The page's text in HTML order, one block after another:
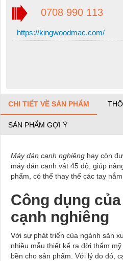
0708 990 113
https://kingwoodmac.com/
CHI TIẾT VỀ SẢN PHẨM
SẢN PHẨM GỢI Ý
Máy dán cạnh nghiêng hay còn
máy dán cạnh vát 45 độ, giúp
phẩm, có thể thay thế các tay
Công dụng
cạnh nghiêng
Với sự phát triển của ngành sản
nhiều mẫu thiết kế ra đời thẩm
bền cho sản phẩm. Với lý do đó,